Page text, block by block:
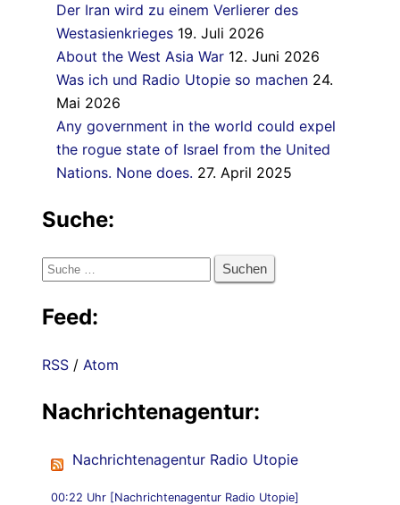
Der Iran wird zu einem Verlierer des
Westasienkrieges 19. Juli 2026
About the West Asia War 12. Juni 2026
Was ich und Radio Utopie so machen 24.
Mai 2026
Any government in the world could expel
the rogue state of Israel from the United
Nations. None does. 27. April 2025
Suche:
Suche
Feed:
RSS / Atom
Nachrichtenagentur:
Nachrichtenagentur Radio Utopie
00:22 Uhr [Nachrichtenagentur Radio Utopie]